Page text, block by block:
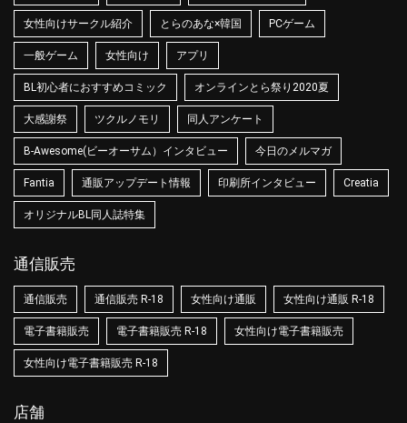
女性向けサークル紹介 とらのあな×韓国 PCゲーム
一般ゲーム 女性向け アプリ
BL初心者におすすめコミック オンラインとら祭り2020夏
大感謝祭 ツクルノモリ 同人アンケート
B-Awesome(ビーオーサム）インタビュー 今日のメルマガ
Fantia 通販アップデート情報 印刷所インタビュー Creatia
オリジナルBL同人誌特集
通信販売
通信販売 通信販売 R-18 女性向け通販 女性向け通販 R-18
電子書籍販売 電子書籍販売 R-18 女性向け電子書籍販売
女性向け電子書籍販売 R-18
店舗